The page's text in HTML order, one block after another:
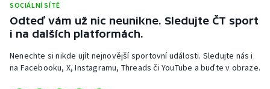
SOCIÁLNÍ SÍTĚ
Odteď vám už nic neunikne. Sledujte ČT sport
i na dalších platformách.
Nenechte si nikde ujít nejnovější sportovní události. Sledujte nás i
na Facebooku, X, Instagramu, Threads či YouTube a buďte v obraze.